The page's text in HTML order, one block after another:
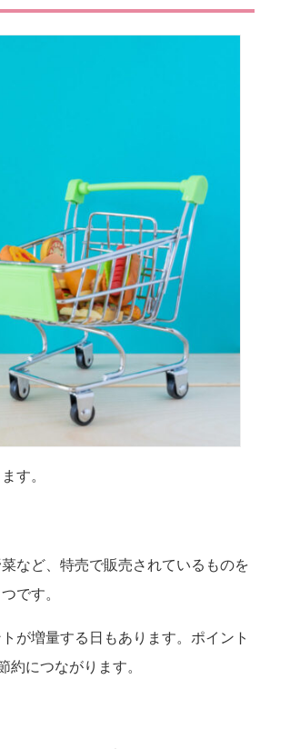
す。
など、特売で販売されているものを
です。
が増量する日もあります。ポイント
につながります。